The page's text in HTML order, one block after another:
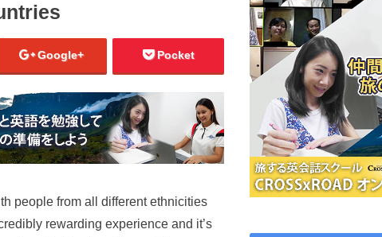
Google+ Pocket
people from all different ethnicities
rewarding experience and it’s